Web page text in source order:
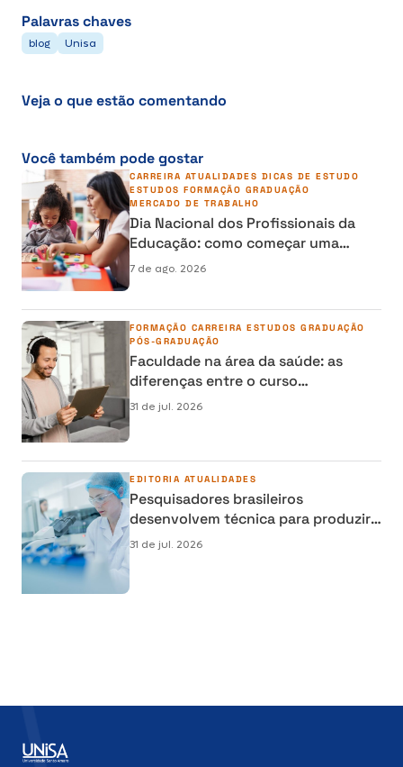
Palavras chaves
blog Unisa
Veja o que estão comentando
Você também pode gostar
CARREIRA ATUALIDADES DICAS DE ESTUDO
ESTUDOS FORMAÇÃO GRADUAÇÃO
MERCADO DE TRABALHO
Dia Nacional dos Profissionais da
Educação: como começar uma
carreira na área da Educação
7 de ago. 2026
FORMAÇÃO CARREIRA ESTUDOS GRADUAÇÃO
PÓS-GRADUAÇÃO
Faculdade na área da saúde: as
diferenças entre o curso
semipresencial, presencial e EAD
31 de jul. 2026
EDITORIA ATUALIDADES
Pesquisadores brasileiros
desenvolvem técnica para produzir
osso humano em laboratório e
31 de jul. 2026